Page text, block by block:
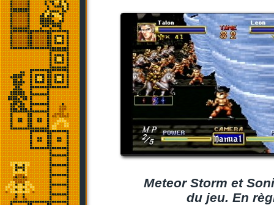
Meteor Storm et
du jeu. En